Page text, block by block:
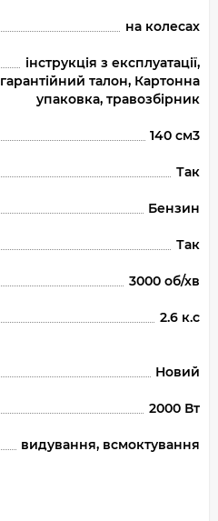
на колесах
інструкція з експлуатації,
гарантійний талон, Картонна
упаковка, травозбірник
140 см3
Так
Бензин
Так
3000 об/хв
2.6 к.с
Новий
2000 Вт
видування, всмоктування